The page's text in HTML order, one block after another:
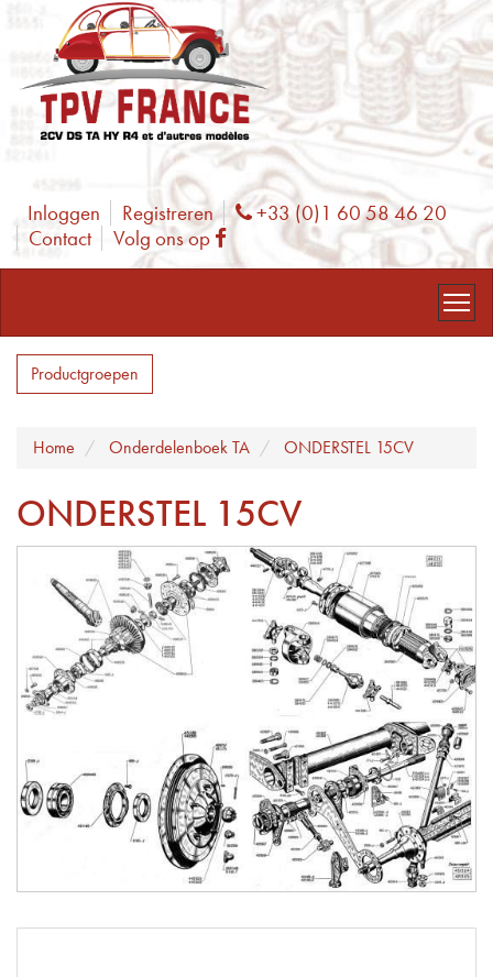
Inloggen Registreren Phone
+33 (0)1 60 58 46 20
Contact
Volg ons op Facebook
Productgroepen
Home Onderdelenboek TA ONDERSTEL 15CV
ONDERSTEL 15CV